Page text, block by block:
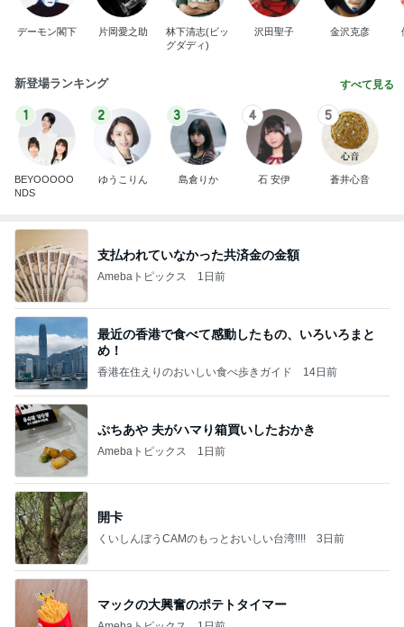
デーモン閣下 片岡愛之助
林下清志(ビッ
グダディ)
沢田聖子 金沢克彦
新登場ランキング すべて見る
1
BEYOOOOO
NDS
2
ゆうこりん
3
島倉りか
4
石 安伊
5
蒼井心音
支払われていなかった共済金の金額
Amebaトピックス 1日前
最近の香港で食べて感動したもの、いろいろまと
め！
香港在住えりのおいしい食べ歩きガイド 14日前
ぷちあや 夫がハマり箱買いしたおかき
Amebaトピックス 1日前
開卡
くいしんぼうCAMのもっとおいしい台湾!!!! 3日前
マックの大興奮のポテトタイマー